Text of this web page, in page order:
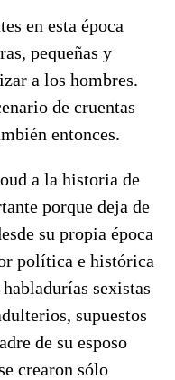
en esta época
pequeñas y
a los hombres.
de cruentas
entonces.
a la historia de
porque deja de
su propia época
política e histórica
sexistas
supuestos
de su esposo
crearon sólo